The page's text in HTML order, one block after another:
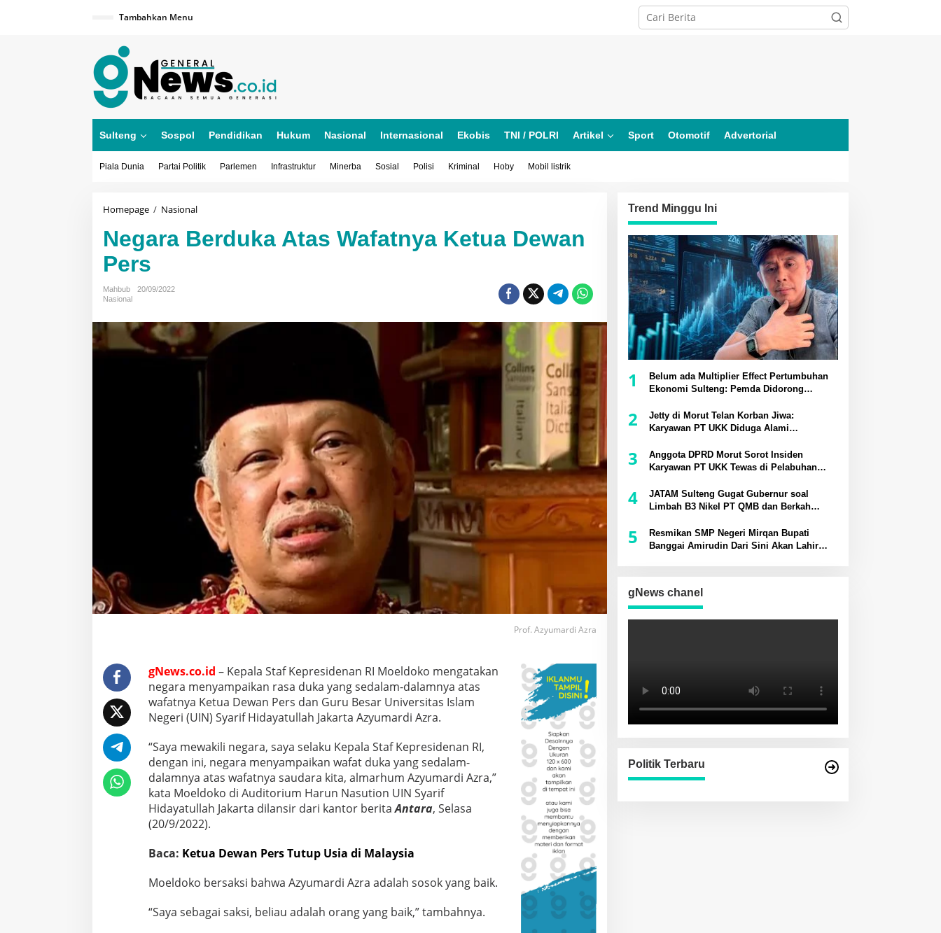
Tambahkan Menu
Sulteng Sospol Pendidikan Hukum Nasional Internasional Ekobis TNI / POLRI Artikel Sport Otomotif Advertorial
Piala Dunia Partai Politik Parlemen Infrastruktur Minerba Sosial Polisi Kriminal Hoby Mobil listrik
Homepage / NasionalNegara
Atas
Wafatnya
Negara Berduka Atas Wafatnya Ketua Dewan
Pers
Mahbub
20/09/2022
Nasional
Prof. Azyumardi Azra
gNews.co.id – Kepala Staf Kepresidenan RI Moeldoko mengatakan
negara menyampaikan rasa duka yang sedalam-dalamnya atas
wafatnya Ketua Dewan Pers dan Guru Besar Universitas Islam
Negeri (UIN) Syarif Hidayatullah Jakarta Azyumardi Azra.
“Saya mewakili negara, saya selaku Kepala Staf Kepresidenan RI,
dengan ini, negara menyampaikan wafat duka yang sedalam-
dalamnya atas wafatnya saudara kita, almarhum Azyumardi Azra,”
kata Moeldoko di Auditorium Harun Nasution UIN Syarif
Hidayatullah Jakarta dilansir dari kantor beritaAntara, Selasa
(20/9/2022).
Baca: Ketua Dewan Pers Tutup Usia di Malaysia
Moeldoko bersaksi bahwa Azyumardi Azra adalah sosok yang baik.
“Saya sebagai saksi, beliau adalah orang yang baik,” tambahnya.
Trend Minggu Ini
1
Belum ada Multiplier Effect Pertumbuhan
Ekonomi Sulteng: Pemda Didorong
2
Jetty di Morut Telan Korban Jiwa:
Karyawan PT UKK Diduga Alami
3
Anggota DPRD Morut Sorot Insiden
Karyawan PT UKK Tewas di Pelabuhan
4
JATAM Sulteng Gugat Gubernur soal
Limbah B3 Nikel PT QMB dan Berkah
5
Resmikan SMP Negeri Mirqan Bupati
Banggai Amirudin Dari Sini Akan Lahir
gNews chanel
Politik Terbaru